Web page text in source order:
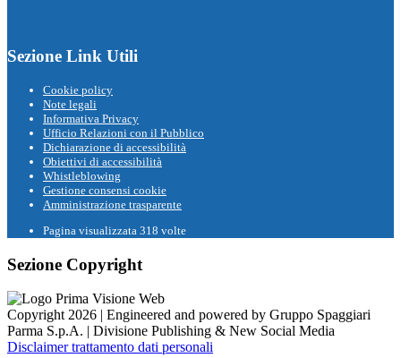
Sezione Link Utili
Cookie policy
Note legali
Informativa Privacy
Ufficio Relazioni con il Pubblico
Dichiarazione di accessibilità
Obiettivi di accessibilità
Whistleblowing
Gestione consensi cookie
Amministrazione trasparente
Pagina visualizzata 318 volte
Sezione Copyright
Copyright 2026 | Engineered and powered by Gruppo Spaggiari
Parma S.p.A. | Divisione Publishing & New Social Media
Disclaimer trattamento dati personali